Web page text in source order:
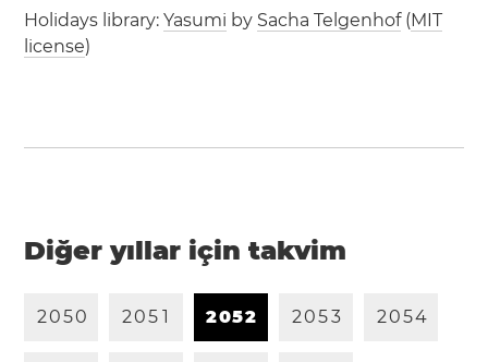
Holidays library:Yasumi by Sacha Telgenhof(MIT
license)
Diğer yıllar için takvim
2050 205 1 2052 2053 2054